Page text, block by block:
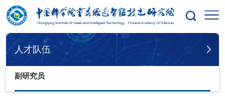
您的位置：首页 人才队伍 副研究员
人才队伍
副研究员